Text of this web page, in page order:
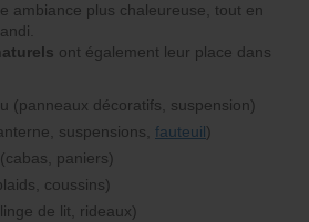
ambiance plus chaleureuse, tout en
ont également leur place dans
(panneaux décoratifs, suspension)
suspensions, fauteuil)
paniers)
coussins)
de lit, rideaux)